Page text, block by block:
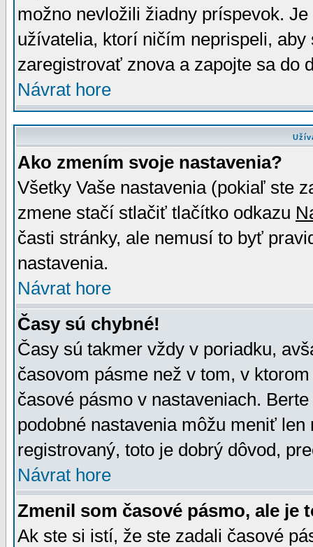
možno nevložili žiadny príspevok.
užívatelia, ktorí ničím neprispeli,
zaregistrovať znova a zapojte sa do
Návrat hore
Ako zmením svoje nastavenia?
Všetky Vaše nastavenia (pokiaľ ste
zmene stačí stlačiť tlačítko odkazu
časti stránky, ale nemusí to byť
nastavenia.
Návrat hore
Časy sú chybné!
Časy sú takmer vždy v poriadku,
časovom pásme než v tom, v
časové pásmo v nastaveniach.
podobné nastavenia môžu meniť
registrovaný, toto je dobrý dôvod,
Návrat hore
Zmenil som časové pásmo, ale je
Ak ste si istí, že ste zadali časové